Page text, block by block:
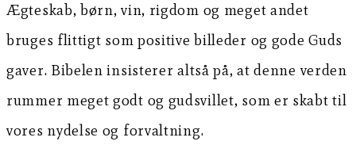
Ægteskab, børn, vin, rigdom og meget andet
bruges flittigt som positive billeder og gode Guds
gaver. Bibelen insisterer altså på, at denne verden
rummer meget godt og gudsvillet, som er skabt til
vores nydelse og forvaltning.